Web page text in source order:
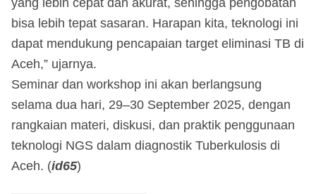
bisa lebih tepat sasaran. Harapan kita, teknologi ini
dapat mendukung pencapaian target eliminasi TB di
Aceh,” ujarnya.
Seminar dan workshop ini akan berlangsung
selama dua hari, 29–30 September 2025, dengan
rangkaian materi, diskusi, dan praktik penggunaan
teknologi NGS dalam diagnostik Tuberkulosis di
Aceh. (id65)